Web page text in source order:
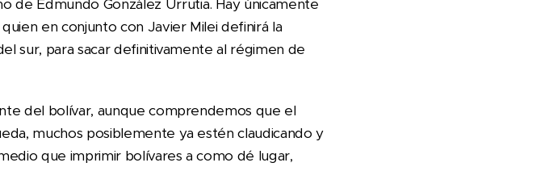
de Edmundo González Urrutia. Hay únicamente
en conjunto con Javier Milei definirá la
sur, para sacar definitivamente al régimen de
del bolívar, aunque comprendemos que el
muchos posiblemente ya estén claudicando y
que imprimir bolívares a como dé lugar,